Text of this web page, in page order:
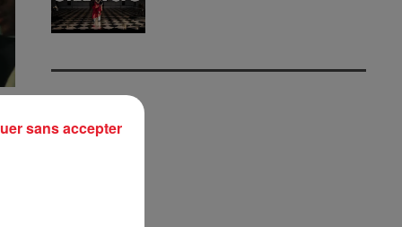
sans accepter